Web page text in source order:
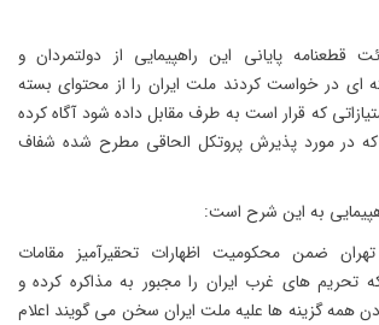
قطعنامه پایانی این راهپیمایی از دولتمردان و
ای در خواست کردند ملت ایران را از محتوای بسته
که قرار است به طرف مقابل داده شود آگاه کرده
در مورد پذیرش پروتکل الحاقی مطرح شده شفاف
به این شرح است:
تهران ضمن محکومیت اظهارات تحقیرآمیز مقامات
تحریم های غرب ایران را مجبور به مذاکره کرده و
همه گزینه ها علیه ملت ایران سخن می گویند اعلام